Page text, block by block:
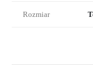
Rozmiar